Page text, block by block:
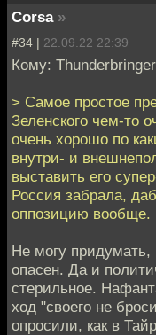
Corsa »
#34 | 22.09.22 22:39
Кому:
> Самое простое
Зеленского чем-то
очень хорошо по
внутри- и
выставить его
Россия забрала,
оппозицию вообще.
Не могу
опасен. Да и
стерильное.
ход "своего не
опросили, как в